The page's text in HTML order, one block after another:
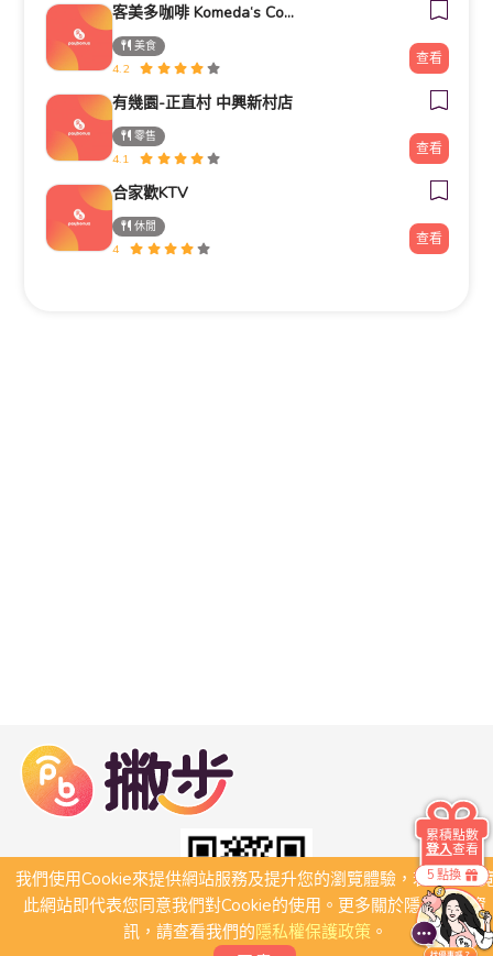
客美多咖啡 Komeda‘s Coffee - 台南小北店
美食
4.2
查看
有幾園-正直村 中興新村店
零售
4.1
查看
合家歡KTV
休閒
4
查看
我們使用Cookie來提供網站服務及提升您的瀏覽體驗，若繼續瀏
此網站即代表您同意我們對Cookie的使用。更多關於隱私保護資
訊，請查看我們的隱私權保護政策。
5 點換
累積點數
登入查看